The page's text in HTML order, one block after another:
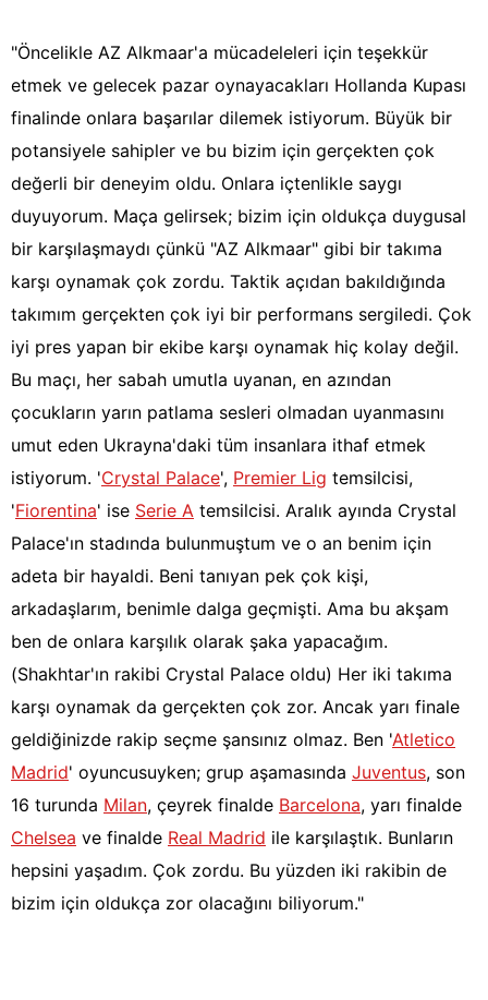
"Öncelikle AZ Alkmaar'a mücadeleleri için teşekkür
etmek ve gelecek pazar oynayacakları Hollanda Kupası
finalinde onlara başarılar dilemek istiyorum. Büyük bir
potansiyele sahipler ve bu bizim için gerçekten çok
değerli bir deneyim oldu. Onlara içtenlikle saygı
duyuyorum. Maça gelirsek; bizim için oldukça duygusal
bir karşılaşmaydı çünkü "AZ Alkmaar" gibi bir takıma
karşı oynamak çok zordu. Taktik açıdan bakıldığında
takımım gerçekten çok iyi bir performans sergiledi. Çok
iyi pres yapan bir ekibe karşı oynamak hiç kolay değil.
Bu maçı, her sabah umutla uyanan, en azından
çocukların yarın patlama sesleri olmadan uyanmasını
umut eden Ukrayna'daki tüm insanlara ithaf etmek
istiyorum. 'Crystal Palace', Premier Lig temsilcisi,
'Fiorentina' ise Serie A temsilcisi. Aralık ayında Crystal
Palace'ın stadında bulunmuştum ve o an benim için
adeta bir hayaldi. Beni tanıyan pek çok kişi,
arkadaşlarım, benimle dalga geçmişti. Ama bu akşam
ben de onlara karşılık olarak şaka yapacağım.
(Shakhtar'ın rakibi Crystal Palace oldu) Her iki takıma
karşı oynamak da gerçekten çok zor. Ancak yarı finale
geldiğinizde rakip seçme şansınız olmaz. Ben 'Atletico
Madrid' oyuncusuyken; grup aşamasında Juventus, son
16 turunda Milan, çeyrek finalde Barcelona, yarı finalde
Chelsea ve finalde Real Madrid ile karşılaştık. Bunların
hepsini yaşadım. Çok zordu. Bu yüzden iki rakibin de
bizim için oldukça zor olacağını biliyorum."